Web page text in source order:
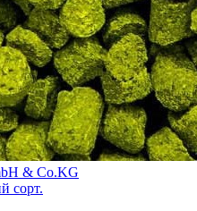
& Co.KG
сорт.